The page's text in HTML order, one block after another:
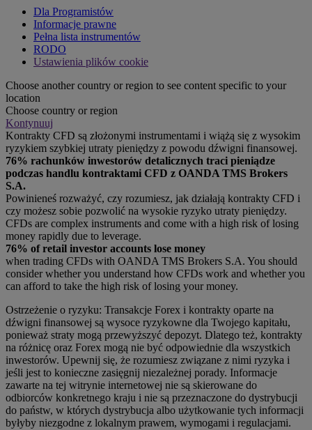
Dla Programistów
Informacje prawne
Pełna lista instrumentów
RODO
Ustawienia plików cookie
Choose another country or region to see content specific to your
location
Choose country or region
Kontynuuj
Kontrakty CFD są złożonymi instrumentami i wiążą się z wysokim
ryzykiem szybkiej utraty pieniędzy z powodu dźwigni finansowej.
76% rachunków inwestorów detalicznych traci pieniądze
podczas handlu kontraktami CFD z OANDA TMS Brokers
S.A.
Powinieneś rozważyć, czy rozumiesz, jak działają kontrakty CFD i
czy możesz sobie pozwolić na wysokie ryzyko utraty pieniędzy.
CFDs are complex instruments and come with a high risk of losing
money rapidly due to leverage.
76% of retail investor accounts lose money
when trading CFDs with OANDA TMS Brokers S.A. You should
consider whether you understand how CFDs work and whether you
can afford to take the high risk of losing your money.
Ostrzeżenie o ryzyku: Transakcje Forex i kontrakty oparte na
dźwigni finansowej są wysoce ryzykowne dla Twojego kapitału,
ponieważ straty mogą przewyższyć depozyt. Dlatego też, kontrakty
na różnicę oraz Forex mogą nie być odpowiednie dla wszystkich
inwestorów. Upewnij się, że rozumiesz związane z nimi ryzyka i
jeśli jest to konieczne zasięgnij niezależnej porady. Informacje
zawarte na tej witrynie internetowej nie są skierowane do
odbiorców konkretnego kraju i nie są przeznaczone do dystrybucji
do państw, w których dystrybucja albo użytkowanie tych informacji
byłyby niezgodne z lokalnym prawem, wymogami i regulacjami.